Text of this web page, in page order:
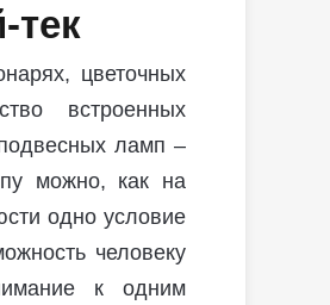
тек
цветочных
встроенных
ламп –
можно, как на
одно условие
человеку
к одним